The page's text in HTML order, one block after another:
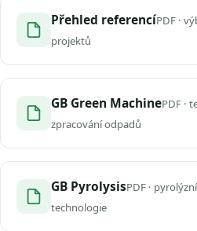
Přehled referencíPDF ·
projektů
GB Green MachinePDF ·
zpracování odpadů
GB PyrolysisPDF ·
technologie